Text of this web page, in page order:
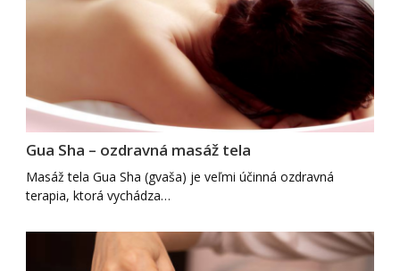
Gua Sha – ozdravná masáž tela
Masáž tela Gua Sha (gvaša) je veľmi účinná ozdravná
terapia, ktorá vychádza…